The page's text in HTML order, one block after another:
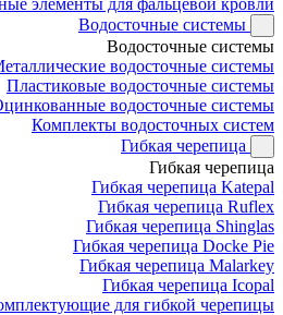
элементы для фальцевой кровли
Водосточные системы
Водосточные системы
водосточные системы
Пластиковые водосточные системы
водосточные системы
Комплекты водосточных систем
Гибкая черепица
Гибкая черепица
Гибкая черепица Katepal
Гибкая черепица Ruflex
Гибкая черепица Shinglas
Гибкая черепица Docke Pie
Гибкая черепица Malarkey
Гибкая черепица Icopal
для гибкой черепицы